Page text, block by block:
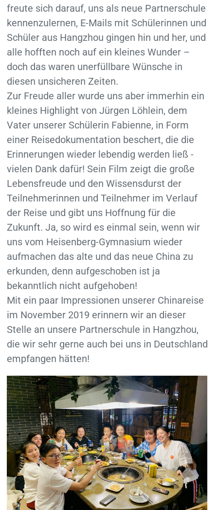
freute sich darauf, uns als neue Partnerschule
kennenzulernen, E-Mails mit Schülerinnen und
Schüler aus Hangzhou gingen hin und her, und
alle hofften noch auf ein kleines Wunder –
doch das waren unerfüllbare Wünsche in
diesen unsicheren Zeiten.
Zur Freude aller wurde uns aber immerhin ein
kleines Highlight von Jürgen Löhlein, dem
Vater unserer Schülerin Fabienne, in Form
einer Reisedokumentation beschert, die die
Erinnerungen wieder lebendig werden ließ -
vielen Dank dafür! Sein Film zeigt die große
Lebensfreude und den Wissensdurst der
Teilnehmerinnen und Teilnehmer im Verlauf
der Reise und gibt uns Hoffnung für die
Zukunft. Ja, so wird es einmal sein, wenn wir
uns vom Heisenberg-Gymnasium wieder
aufmachen das alte und das neue China zu
erkunden, denn aufgeschoben ist ja
bekanntlich nicht aufgehoben!
Mit ein paar Impressionen unserer Chinareise
im November 2019 erinnern wir an dieser
Stelle an unsere Partnerschule in Hangzhou,
die wir sehr gerne auch bei uns in Deutschland
empfangen hätten!